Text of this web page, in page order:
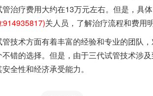
治疗费用大约在13万元左右。但是，具
关人员，了解治疗流程和费用明
技术方面有着丰富的经验和专业的团队
错的选择。但是，由于三代试管技术涉
全性和经济承受能力。